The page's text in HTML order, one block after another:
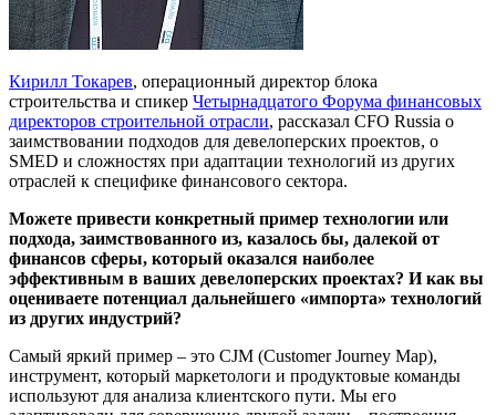
Кирилл Токарев, операционный директор блока
строительства и спикер Четырнадцатого Форума финансовых
директоров строительной отрасли, рассказал CFO Russia о
заимствовании подходов для девелоперских проектов, о
SMED и сложностях при адаптации технологий из других
отраслей к специфике финансового сектора.
Можете привести конкретный пример технологии или
подхода, заимствованного из, казалось бы, далекой от
финансов сферы, который оказался наиболее
эффективным в ваших девелоперских проектах? И как вы
оцениваете потенциал дальнейшего «импорта» технологий
из других индустрий?
Самый яркий пример – это CJM (Customer Journey Map),
инструмент, который маркетологи и продуктовые команды
используют для анализа клиентского пути. Мы его